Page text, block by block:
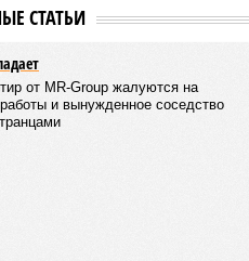
СТАТЬИ
от MR-Group жалуются на
и вынужденное соседство